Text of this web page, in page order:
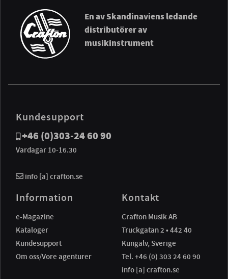
En av Skandinaviens ledande
distributörer av
musikinstrument
Kundesupport
+46 (0)303-24 60 90
Vardagar 10-16.30
info [a] crafton.se
Information
e-Magazine
Kataloger
Kundesupport
Om oss/Vore agenturer
Kontakt
Crafton Musik AB
Truckgatan 2 • 442 40
Kungälv, Sverige
Tel. +46 (0) 303 24 60 90
info [a] crafton.se